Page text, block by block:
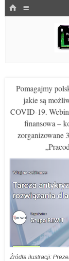
HOME
Pulsarowy.pl
Pomagajmy
jakie są
COVID-19.
finansowa –
zorganizowane
Źródła ilustracji: